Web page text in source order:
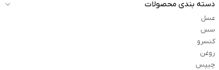
دسته بندی محصولات
عسل
سس
کنسرو
روغن
چیپس